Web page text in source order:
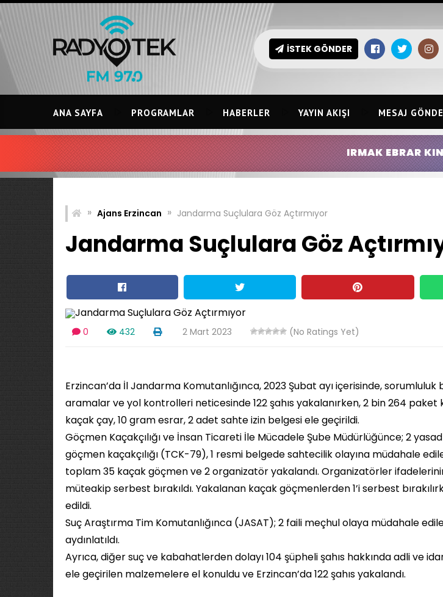
Skip
to
content
İSTEK GÖNDER
ANA SAYFA PROGRAMLAR HABERLER YAYIN AKIŞI MESAJ
IRMAK EBRAR KINGIR:HİLMİ
» Ajans Erzincan » Jandarma Suçlulara Göz Açtırmıyor
Jandarma Suçlulara Göz
0 432 2 Mart 2023 (No Ratings Yet)
Erzincan’da İl Jandarma Komutanlığınca, 2023 Şubat ayı içerisinde, sorumluluk
aramalar ve yol kontrolleri neticesinde 122 şahıs yakalanırken, 2 bin 264 paket
kaçak çay, 10 gram esrar, 2 adet sahte izin belgesi ele geçirildi.
Göçmen Kaçakçılığı ve İnsan Ticareti İle Mücadele Şube Müdürlüğünce; 2
göçmen kaçakçılığı (TCK-79), 1 resmi belgede sahtecilik olayına müdahale
toplam 35 kaçak göçmen ve 2 organizatör yakalandı. Organizatörler ifadelerinin
müteakip serbest bırakıldı. Yakalanan kaçak göçmenlerden 1’i serbest
edildi.
Suç Araştırma Tim Komutanlığınca (JASAT); 2 faili meçhul olaya müdahale
aydınlatıldı.
Ayrıca, diğer suç ve kabahatlerden dolayı 104 şüpheli şahıs hakkında adli ve
ele geçirilen malzemelere el konuldu ve Erzincan’da 122 şahıs yakalandı.